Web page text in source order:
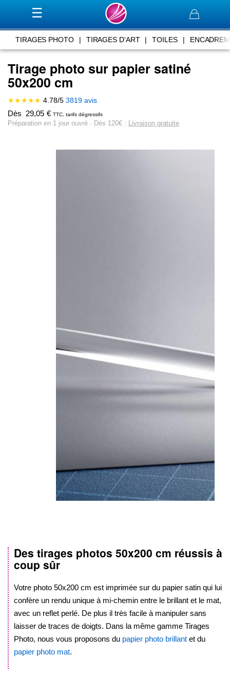
Panier
TIRAGES PHOTO | TIRAGES D'ART | TOILES |
Tirage photo sur papier satiné
50x200 cm
★★★★★ 4.78/5 3819 avis
Dès 29,05 € TTC, tarifs dégressifs
Préparation en 1 jour ouvré ∙ Dès 120€ : Livraison gratuite
Skip
to
the
beginning
of
the
images
gallery
Des tirages photos 50x200 cm réussis à
coup sûr
Votre photo 50x200 cm est imprimée sur du papier satin qui lui
confère un rendu unique à mi-chemin entre le brillant et le mat,
avec un reflet perlé. De plus il très facile à manipuler sans
laisser de traces de doigts. Dans la même gamme Tirages
Photo, nous vous proposons du papier photo brillant et du
papier photo mat.